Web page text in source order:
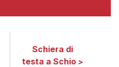
Schiera di
testa a Schio >